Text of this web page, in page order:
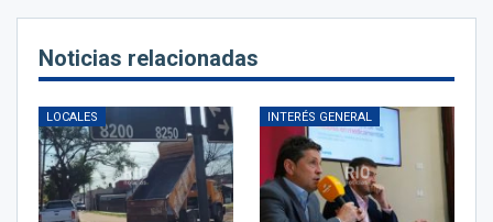
Noticias relacionadas
LOCALES INTERÉS GENERAL